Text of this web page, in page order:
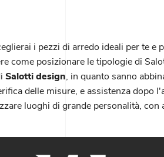
i pezzi di arredo ideali per te
come posizionare le tipologie di
Salotti design, in quanto sanno
delle misure, e assistenza dopo
luoghi di grande personalità,